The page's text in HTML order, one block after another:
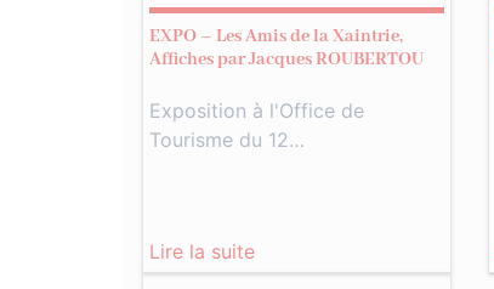
EXPO – Les Amis de la Xaintrie,
Affiches par Jacques ROUBERTOU
Exposition à l'Office de
Tourisme du 12…
Lire la suite